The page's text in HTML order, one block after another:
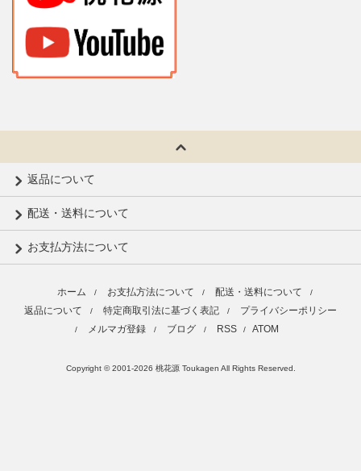
返品について
配送・送料について
お支払方法について
ホーム / お支払方法について / 配送・送料について /
返品について / 特定商取引法に基づく表記 / プライバシーポリシー
/ メルマガ登録 / ブログ / RSS / ATOM
Copyright © 2001-2026 桃花源 Toukagen All Rights Reserved.